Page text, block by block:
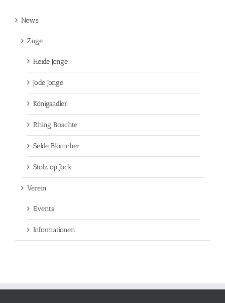
News
Züge
Heide Jonge
Jode Jonge
Königsadler
Rhing Boschte
Selde Blömcher
Stolz op Jöck
Verein
Events
Informationen